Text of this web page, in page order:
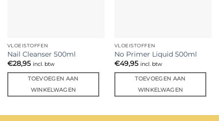
VLOEISTOFFEN
Nail Cleanser 500ml
€28,95 incl. btw
TOEVOEGEN AAN
WINKELWAGEN
VLOEISTOFFEN
No Primer Liquid 500ml
€49,95 incl. btw
TOEVOEGEN AAN
WINKELWAGEN